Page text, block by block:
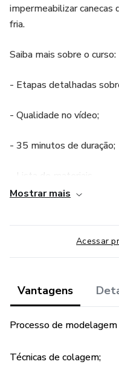
impermeabilizar canecas
fria.
Saiba mais sobre o curso:
- Etapas detalhadas
- Qualidade no vídeo;
- 35 minutos de duração;
- Lista de materiais.
produtora.
Mostrar mais
Acessar
Vantagens
Processo de
Técnicas de colagem;